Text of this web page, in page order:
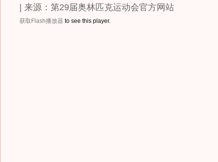
| 来源：第29届奥林匹克运动会官方网站
获取Flash播放器 to see this player.